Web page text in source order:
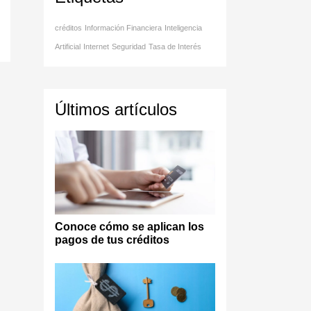
créditos Información Financiera Inteligencia
Artificial Internet Seguridad Tasa de Interés
Últimos artículos
Conoce cómo se aplican los
pagos de tus créditos